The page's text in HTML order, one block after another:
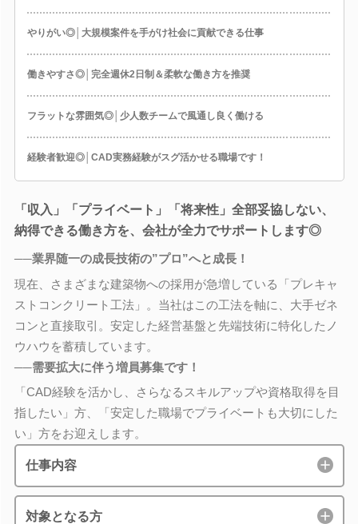
やりがい◎│大規模案件を手がけ社会に貢献できる仕事
働きやすさ◎│完全週休2日制＆柔軟な働き方を推奨
フラットな雰囲気◎│少人数チームで風通し良く働ける
経験者歓迎◎│CAD実務経験がスグ活かせる職場です！
「収入」「プライベート」「将来性」全部妥協しない、
納得できる働き方を、会社が全力でサポートします◎
──業界随一の成長技術の”プロ”へと成長！
現在、さまざまな建築物への採用が急増している「プレキャ
ストコンクリート工法」。当社はこの工法を軸に、大手ゼネ
コンと直接取引。安定した経営基盤と先端技術に特化したノ
ウハウを蓄積しています。
──需要拡大に伴う増員募集です！
「CAD経験を活かし、さらなるスキルアップや資格取得を目
指したい」方、「安定した職場でプライベートも大切にした
い」方をお迎えします。
仕事内容
対象となる方